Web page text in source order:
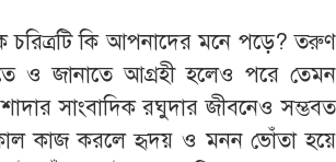
চরিত্রটি কি আপনাদের মনে পড়ে? তরুণ
ও জানাতে আগ্রহী হলেও পরে তেমন
সাংবাদিক রঘুদার জীবনেও সম্ভবত
কাজ করলে হৃদয় ও মনন ভোঁতা হয়ে